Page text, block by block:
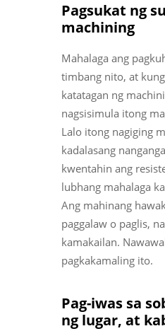
Pagsukat ng
machining
Mahalaga ang
timbang nito, at
katatagan ng
nagsisimula itong
Lalo itong nagiging
kadalasang
kwentahin ang
lubhang mahalaga
Ang mahinang
paggalaw o paglis,
kamakailan.
pagkakamaling ito.
Pag-iwas sa
ng lugar, at